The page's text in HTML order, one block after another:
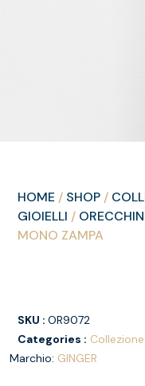
HOME / SHOP /
GIOIELLI /
MONO ZAMPA
SKU :OR9072
Categories :
Marchio: GINGER